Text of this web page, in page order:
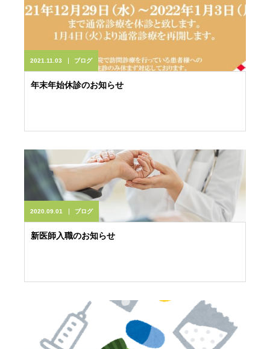
2021.11.03 ブログ
年末年始休診のお知らせ
2020.09.01 ブログ
新医師入職のお知らせ